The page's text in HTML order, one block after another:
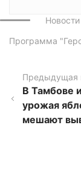
Новости
Программа
Предыдущая
В Тамбове
урожая
мешают